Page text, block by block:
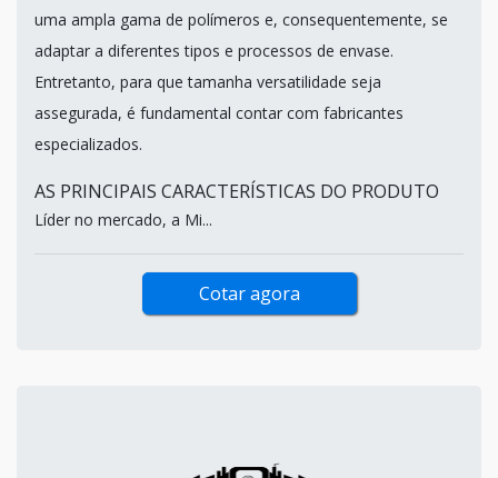
uma ampla gama de polímeros e, consequentemente, se
adaptar a diferentes tipos e processos de envase.
Entretanto, para que tamanha versatilidade seja
assegurada, é fundamental contar com fabricantes
especializados.
AS PRINCIPAIS CARACTERÍSTICAS DO PRODUTO
Líder no mercado, a Mi...
Cotar agora